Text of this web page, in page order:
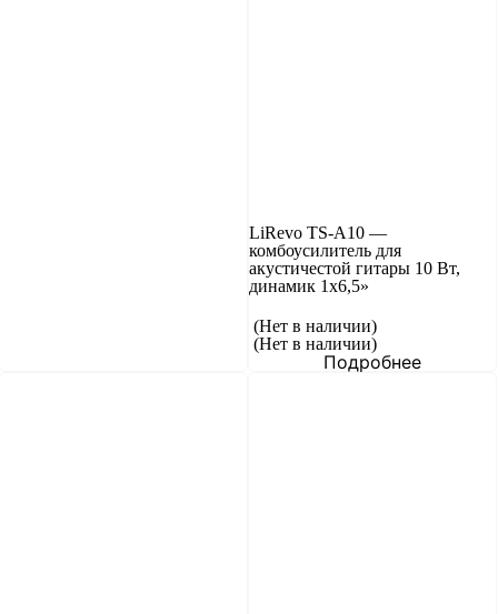
LiRevo TS-A10 —
комбоусилитель для
акустичестой гитары 10 Вт,
динамик 1х6,5»
(Нет в наличии)
(Нет в наличии)
Подробнее